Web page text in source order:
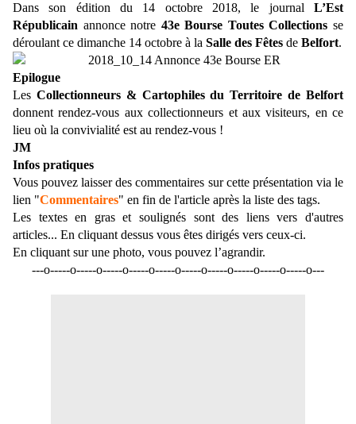
Dans son édition du 14 octobre 2018, le journal L’Est
Républicain annonce notre 43e Bourse Toutes Collections se
déroulant ce dimanche 14 octobre à la Salle des Fêtes de Belfort.
Epilogue
Les Collectionneurs & Cartophiles du Territoire de Belfort
donnent rendez-vous aux collectionneurs et aux visiteurs, en ce
lieu où la convivialité est au rendez-vous !
JM
Infos pratiques
Vous pouvez laisser des commentaires sur cette présentation via le
lien "Commentaires" en fin de l'article après la liste des tags.
Les textes en gras et soulignés sont des liens vers d'autres
articles... En cliquant dessus vous êtes dirigés vers ceux-ci.
En cliquant sur une photo, vous pouvez l’agrandir.
---o-----o-----o-----o-----o-----o-----o-----o-----o-----o-----o---